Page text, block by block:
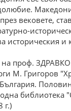
вековете,
историческия и
на проф.
М. Григоров
библиотека
г.)